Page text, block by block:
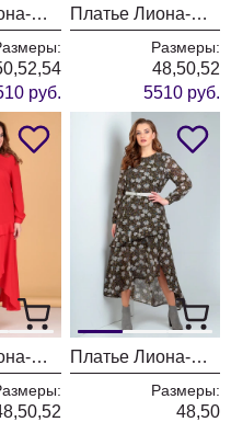
Платье Лиона-Стиль 667 василек
руб.
Платье Лиона-Стиль 722 черный
Размеры:
48,50,52
5510 руб.
Платье Лиона-Стиль 722 красный Платье Лиона-Стиль 722
Размеры:
48,50